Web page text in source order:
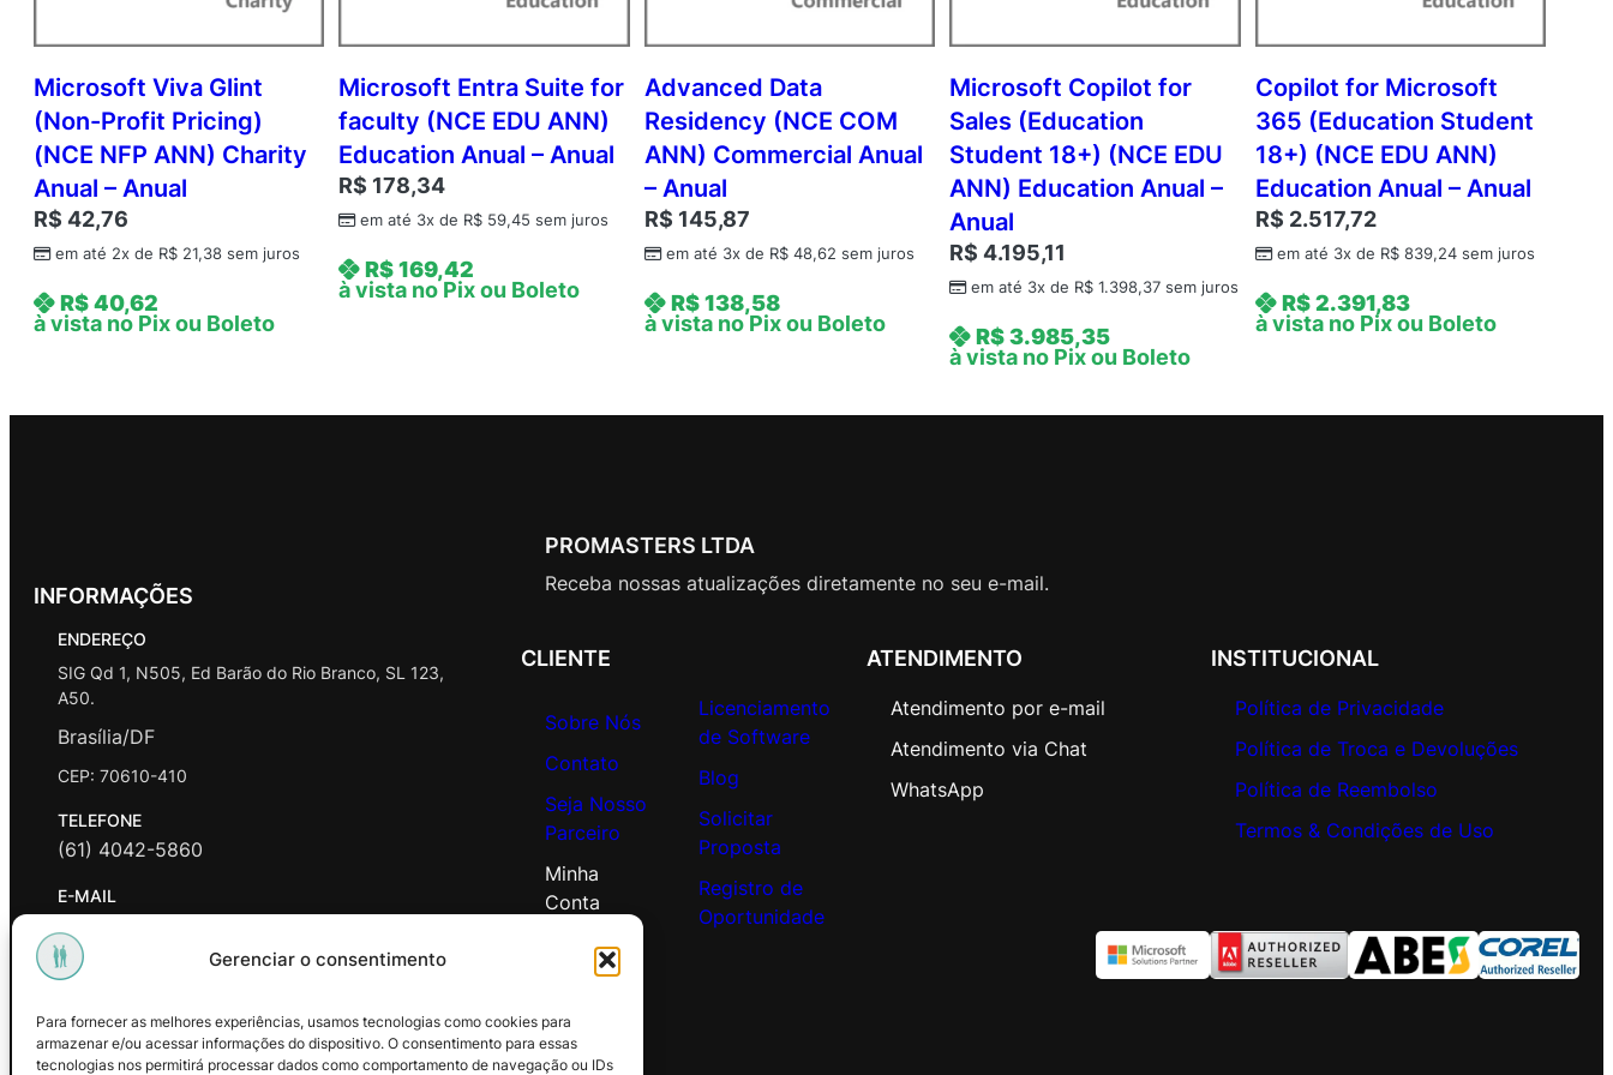
Gerenciar o consentimento
Para fornecer as melhores experiências, usamos tecnologias como cookies para
armazenar e/ou acessar informações do dispositivo. O consentimento para essas
tecnologias nos permitirá processar dados como comportamento de navegação ou IDs
Y
A
q
Y
2
c
d
c
L
Microsoft Viva Glint
(Non-Profit Pricing)
(NCE NFP ANN) Charity
Anual – Anual
R$ 42,76
em até 2x de R$ 21,38 sem juros
R$40,62
à vista no Pix ou Boleto
Microsoft Entra Suite for
faculty (NCE EDU ANN)
Education Anual – Anual
R$ 178,34
em até 3x de R$ 59,45 sem juros
R$169,42
à vista no Pix ou Boleto
Advanced Data
Residency (NCE COM
ANN) Commercial Anual
– Anual
R$ 145,87
em até 3x de R$48,62 sem juros
R$138,58
à vista no Pix ou Boleto
Microsoft Copilot for
Sales (Education
Student 18+) (NCE EDU
ANN) Education Anual –
Anual
R$ 4.195,11
em até 3x de R$ 1.398,37 sem juros
R$3.985,35
à vista no Pix ou Boleto
Copilot for Microsoft
365 (Education Student
18+) (NCE EDU ANN)
Education Anual – Anual
R$ 2.517,72
em até 3x de R$839,24sem juros
R$2.391,83
à vista no Pix ou Boleto
INFORMAÇÕES
ENDEREÇO
SIG Qd 1, N505, Ed Barão do Rio Branco, SL 123,
A50.
Brasília/DF
CEP: 70610-410
TELEFONE
(61) 4042-5860
E-MAIL
contato@promasters.net.br
HORÁRIO DE ATENDIMENTO
Facebook Instagram Youtube
PROMASTERS LTDA
Receba nossas atualizações diretamente no seu e-mail.
CLIENTE
Sobre Nós
Contato
Seja Nosso
Parceiro
Minha
Conta
Licenciamento
de Software
Blog
Solicitar
Proposta
Registro de
Oportunidade
ATENDIMENTO
Atendimento por e-mail
Atendimento via Chat
WhatsApp
INSTITUCIONAL
Política de Privacidade
Política de Troca e Devoluções
Política de Reembolso
Termos & Condições de Uso